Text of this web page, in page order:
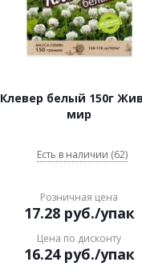
Клевер белый 150г
мир
Есть в наличии (62)
Розничная цена
17.28руб./упак
Цена по дисконту
16.24руб./упак